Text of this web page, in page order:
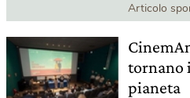
Articolo
tornano
pianeta